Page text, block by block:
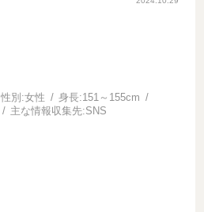
性別:女性 身長:151～155cm
主な情報収集先:SNS